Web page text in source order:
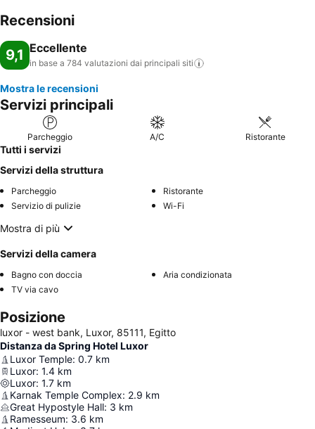
Recensioni
9,1 Eccellente
in base a 784 valutazioni dai principali siti
Mostra le recensioni
Servizi principali
Parcheggio A/C Ristorante
Tutti i servizi
Servizi della struttura
Parcheggio
Ristorante
Servizio di pulizie
Wi-Fi
Mostra di più
Servizi della camera
Bagno con doccia
Aria condizionata
TV via cavo
Posizione
luxor - west bank, Luxor, 85111, Egitto
Distanza da Spring Hotel Luxor
Luxor Temple: 0.7 km
Luxor: 1.4 km
Luxor: 1.7 km
Karnak Temple Complex: 2.9 km
Great Hypostyle Hall: 3 km
Ramesseum: 3.6 km